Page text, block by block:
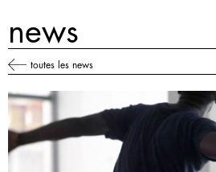
news
toutes les news